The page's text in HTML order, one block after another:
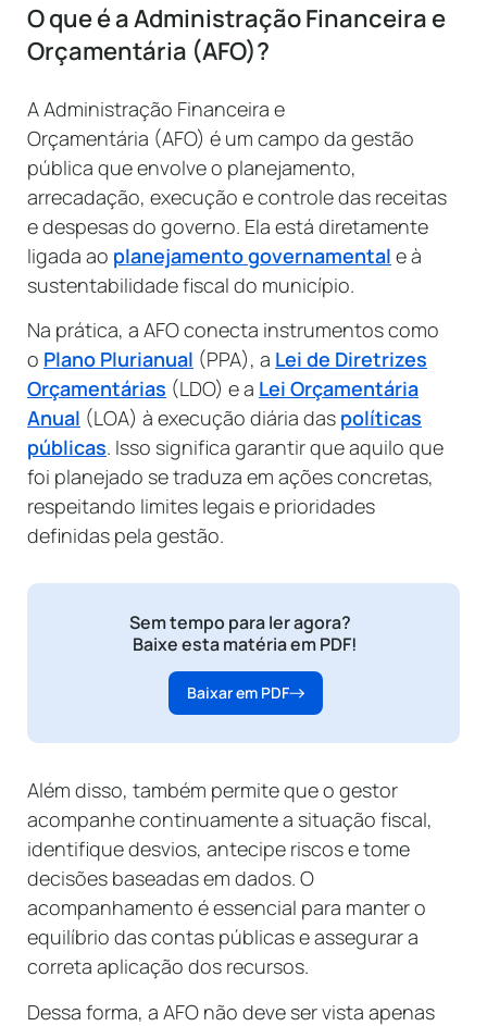
O que é a Administração Financeira e
Orçamentária (AFO)?
A Administração Financeira e
Orçamentária (AFO) é um campo da gestão
pública que envolve o planejamento,
arrecadação, execução e controle das receitas
e despesas do governo. Ela está diretamente
ligada ao planejamento governamental e à
sustentabilidade fiscal do município.
Na prática, a AFO conecta instrumentos como
o Plano Plurianual (PPA), a Lei de Diretrizes
Orçamentárias (LDO) e a Lei Orçamentária
Anual (LOA) à execução diária das políticas
públicas. Isso significa garantir que aquilo que
foi planejado se traduza em ações concretas,
respeitando limites legais e prioridades
definidas pela gestão.
Sem tempo para ler agora?
Baixe esta matéria em PDF!
Baixar em PDF
Além disso, também permite que o gestor
acompanhe continuamente a situação fiscal,
identifique desvios, antecipe riscos e tome
decisões baseadas em dados. O
acompanhamento é essencial para manter o
equilíbrio das contas públicas e assegurar a
correta aplicação dos recursos.
Dessa forma, a AFO não deve ser vista apenas